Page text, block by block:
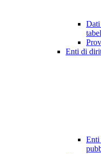
Dati
Enti di
Enti